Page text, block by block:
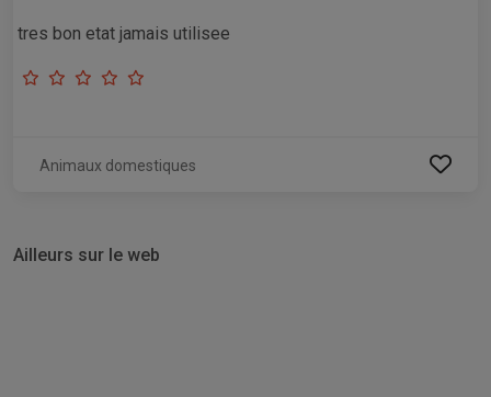
tres bon etat jamais utilisee
Animaux domestiques
Ailleurs sur le web